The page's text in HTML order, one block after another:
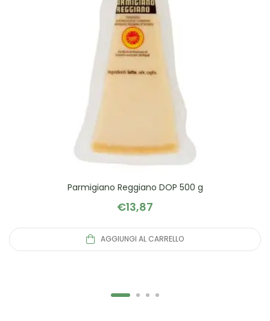
Parmigiano Reggiano DOP 500 g
€13,87
AGGIUNGI AL CARRELLO